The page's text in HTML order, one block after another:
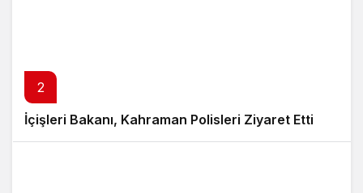
2
İçişleri Bakanı, Kahraman Polisleri Ziyaret Etti